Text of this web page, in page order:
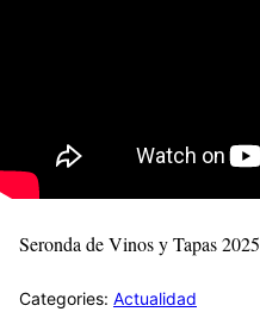
Seronda de Vinos y Tapas 2025
Categories: Actualidad